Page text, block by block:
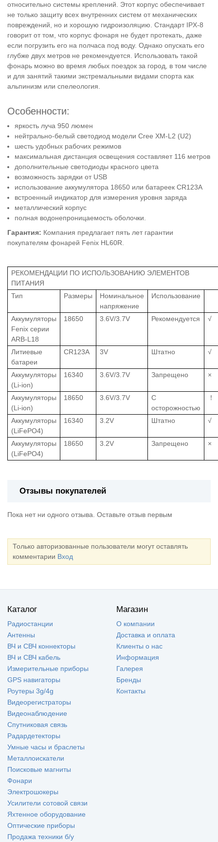
относительно системы креплений. Этот корпус обеспечивает
не только защиту всех внутренних систем от механических
повреждений, но и хорошую гидроизоляцию. Стандарт IPX-8
говорит от том, что корпус фонаря не будет протекать, даже
если погрузить его на полчаса под воду. Однако опускать его
глубже двух метров не рекомендуется. Использовать такой
фонарь можно во время любых поездок за город, в том числе
и для занятий такими экстремальными видами спорта как
альпинизм или спелеология.
Особенности:
яркость луча 950 люмен
нейтрально-белый светодиод модели Cree XM-L2 (U2)
шесть удобных рабочих режимов
максимальная дистанция освещения составляет 116 метров
дополнительные светодиоды красного цвета
возможность зарядки от USB
использование аккумулятора 18650 или батареек CR123A
встроенный индикатор для измерения уровня заряда
металлический корпус
полная водонепроницаемость оболочки.
Гарантия: Компания предлагает пять лет гарантии
покупателям фонарей Fenix HL60R.
РЕКОМЕНДАЦИИ ПО ИСПОЛЬЗОВАНИЮ ЭЛЕМЕНТОВ
ПИТАНИЯ
Тип
Размеры
Номинальное
напряжение
Использование
Аккумуляторы
Fenix серии
ARB-L18
18650 3.6V/3.7V Рекомендуется √
Литиевые
батареи
CR123A 3V Штатно √
Аккумуляторы
(Li-ion)
16340 3.6V/3.7V Запрещено ×
Аккумуляторы
(Li-ion)
18650 3.6V/3.7V
С
осторожностью
！
Аккумуляторы
(LiFePO4)
16340 3.2V Штатно √
Аккумуляторы
(LiFePO4)
18650 3.2V Запрещено ×
Отзывы покупателей
Пока нет ни одного отзыва. Оставьте отзыв первым
Только авторизованные пользователи могут оставлять
комментарии Вход
Каталог
Радиостанции
Антенны
ВЧ и СВЧ коннекторы
ВЧ и СВЧ кабель
Измерительные приборы
GPS навигаторы
Роутеры 3g/4g
Видеорегистраторы
Видеонаблюдение
Спутниковая связь
Радардетекторы
Умные часы и браслеты
Металлоискатели
Поисковые магниты
Фонари
Электрошокеры
Усилители сотовой связи
Яхтенное оборудование
Оптические приборы
Продажа техники б/у
Магазин
О компании
Доставка и оплата
Клиенты о нас
Информация
Галерея
Бренды
Контакты